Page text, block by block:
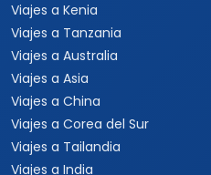
Viajes a Kenia
Viajes a Tanzania
Viajes a Australia
Viajes a Asia
Viajes a China
Viajes a Corea del Sur
Viajes a Tailandia
Viajes a India